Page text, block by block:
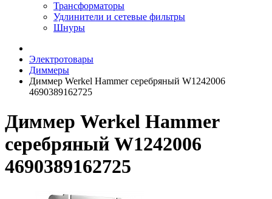
Трансформаторы
Удлинители и сетевые фильтры
Шнуры
Электротовары
Диммеры
Диммер Werkel Hammer серебряный W1242006
4690389162725
Диммер Werkel Hammer
серебряный W1242006
4690389162725